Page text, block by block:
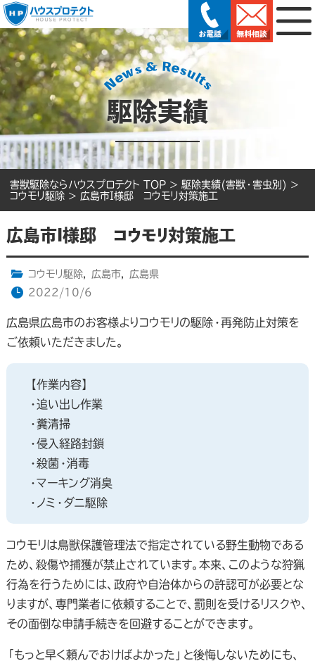
駆除実績
害獣駆除ならハウスプロテクト TOP > 駆除実績(害獣・害虫別) >
コウモリ駆除 > 広島市I様邸 コウモリ対策施工
広島市I様邸 コウモリ対策施工
コウモリ駆除, 広島市,
広島県
2022/10/6
広島県広島市のお客様よりコウモリの駆除・再発防止対策を
ご依頼いただきました。
【作業内容】
・追い出し作業
・糞清掃
・侵入経路封鎖
・殺菌・消毒
・マーキング消臭
・ノミ・ダニ駆除
コウモリは鳥獣保護管理法で指定されている野生動物である
ため、殺傷や捕獲が禁止されています。本来、このような狩猟
行為を行うためには、政府や自治体からの許認可が必要とな
りますが、専門業者に依頼することで、罰則を受けるリスクや、
その面倒な申請手続きを回避することができます。
「もっと早く頼んでおけばよかった」と後悔しないためにも、